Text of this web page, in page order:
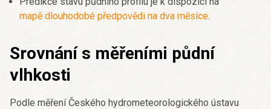
mapě dlouhodobé předpovědi na dva měsíce.
Srovnání s měřeními půdní
vlhkosti
Podle měření Českého hydrometeorologického ústavu